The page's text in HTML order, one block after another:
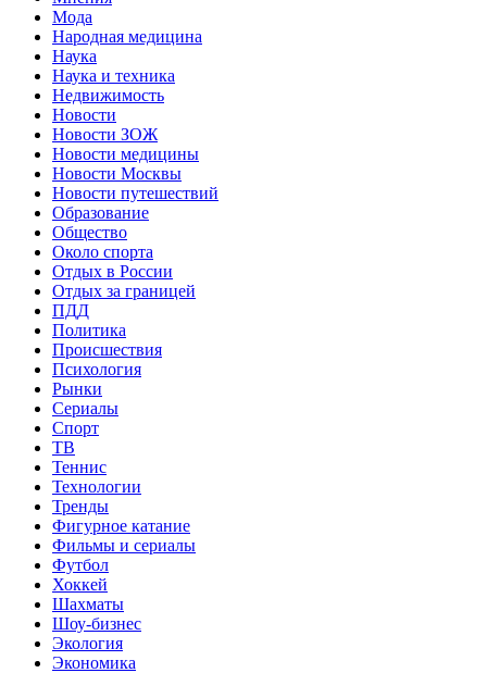
Мода
Народная медицина
Наука
Наука и техника
Недвижимость
Новости
Новости ЗОЖ
Новости медицины
Новости Москвы
Новости путешествий
Образование
Общество
Около спорта
Отдых в России
Отдых за границей
ПДД
Политика
Происшествия
Психология
Рынки
Сериалы
Спорт
ТВ
Теннис
Технологии
Тренды
Фигурное катание
Фильмы и сериалы
Футбол
Хоккей
Шахматы
Шоу-бизнес
Экология
Экономика